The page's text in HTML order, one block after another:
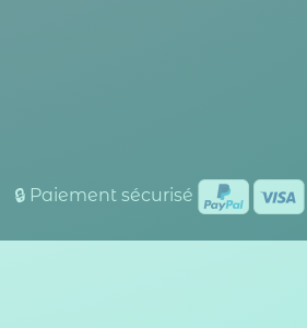
🔒 Paiement sécurisé